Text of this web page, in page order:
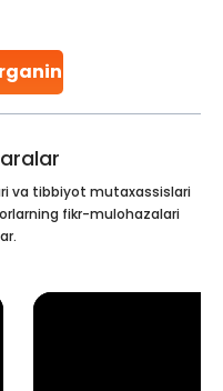
va tibbiyot mutaxassislari
fikr-mulohazalari